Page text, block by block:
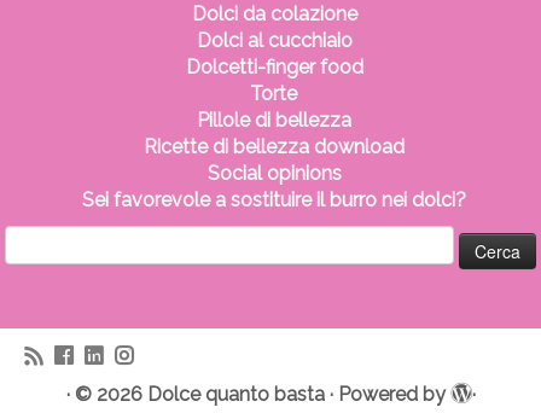
Dolci da colazione
Dolci al cucchiaio
Dolcetti-finger food
Torte
Pillole di bellezza
Ricette di bellezza download
Social opinions
Sei favorevole a sostituire il burro nei dolci?
per:
· © 2026 Dolce quanto basta· Powered by
·